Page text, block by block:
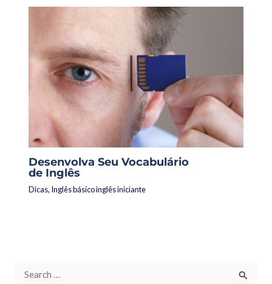
Desenvolva Seu Vocabulário
de Inglês
Dicas, Inglês básico inglês iniciante